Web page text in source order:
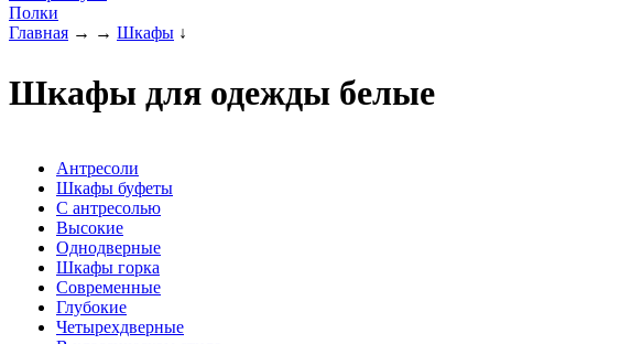
Полки
Главная → → Шкафы ↓
Шкафы для одежды белые
Антресоли
Шкафы буфеты
С антресолью
Высокие
Однодверные
Шкафы горка
Современные
Глубокие
Четырехдверные